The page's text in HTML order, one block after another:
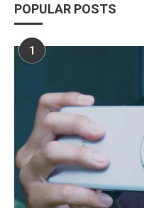
POPULAR POSTS
1